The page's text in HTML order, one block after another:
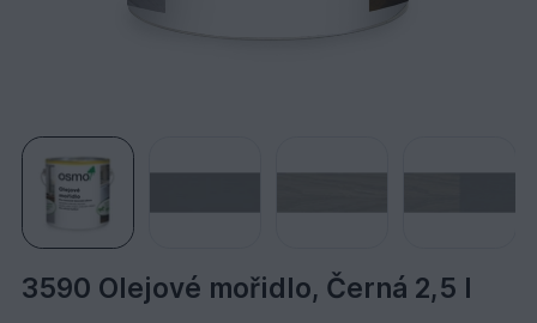
3590 Olejové mořidlo, Černá 2,5 l